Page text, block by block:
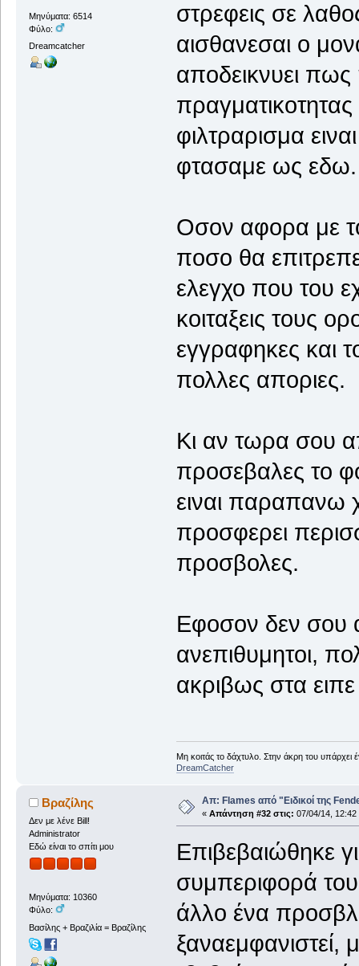
Μηνύματα: 6514
Φύλο:
Dreamcatcher
στρεφεις σε
αισθανεσαι ο
αποδεικνυει
φιλτραρισμα
φτασαμε ως εδω.
Οσον αφορα με
ποσο θα
ελεγχο που του
κοιταξεις τους
εγγραφηκες
πολλες αποριες.
Κι αν τωρα σου
προσεβαλες το
ειναι παραπανω
προσφερει
προσβολες.
Εφοσον δεν σου
ανεπιθυμητοι,
ακριβως στα
Μη κοιτάς το δάχτυλο. Στην άκρη του υπάρχει
DreamCatcher
Βραζίλης
Δεν με λένε Bill!
Administrator
Εδώ είναι το σπίτι μου
Μηνύματα: 10360
Φύλο:
Βασίλης + Βραζιλία = Βραζίλης
Απ: Flames από "Ειδικοί της
« Απάντηση #32 στις: 07/04/14, 12:42
Επιβεβαιώθηκε
συμπεριφορά
άλλο ένα
ξαναεμφανιστεί,